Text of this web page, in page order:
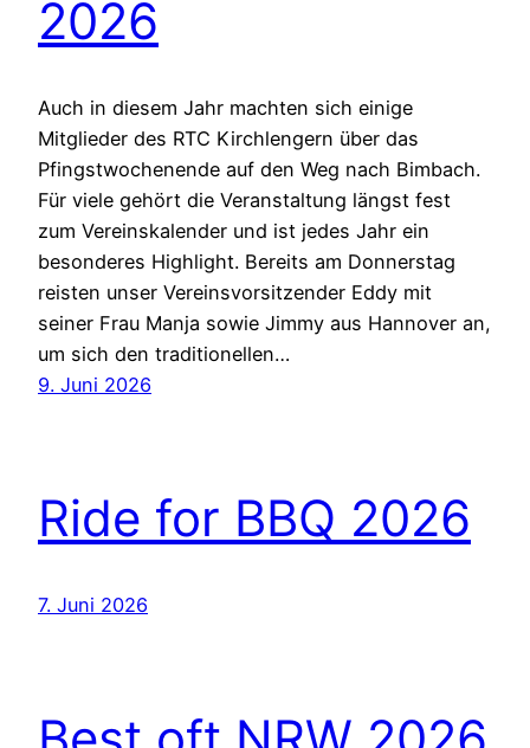
2026
Auch in diesem Jahr machten sich einige
Mitglieder des RTC Kirchlengern über das
Pfingstwochenende auf den Weg nach Bimbach.
Für viele gehört die Veranstaltung längst fest
zum Vereinskalender und ist jedes Jahr ein
besonderes Highlight. Bereits am Donnerstag
reisten unser Vereinsvorsitzender Eddy mit
seiner Frau Manja sowie Jimmy aus Hannover an,
um sich den traditionellen…
9. Juni 2026
Ride for BBQ 2026
7. Juni 2026